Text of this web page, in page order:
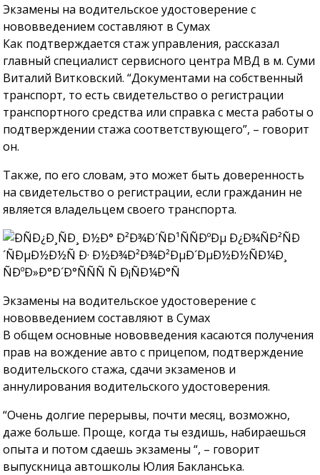
Экзамены на водительское удостоверение с
нововведением составляют в Сумах
Как подтверждается стаж управления, рассказал
главный специалист сервисного центра МВД в м. Суми
Виталий Витковский. “Документами на собственный
транспорт, то есть свидетельство о регистрации
транспортного средства или справка с места работы о
подтверждении стажа соответствующего”, – говорит
он.
Также, по его словам, это может быть доверенность
на свидетельство о регистрации, если гражданин не
является владельцем своего транспорта.
Экзамены на водительское удостоверение с
нововведением составляют в Сумах
В общем основные нововведения касаются получения
прав на вождение авто с прицепом, подтверждение
водительского стажа, сдачи экзаменов и
аннулирования водительского удостоверения.
“Очень долгие перерывы, почти месяц, возможно,
даже больше. Проще, когда ты ездишь, набираешься
опыта и потом сдаешь экзамены “, – говорит
выпускница автошколы Юлия Бакланська.